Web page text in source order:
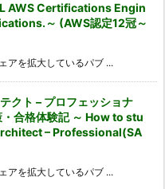
AWS Certifications Engin
～ (AWS認定12冠～
アを拡大しているパブ ...
クト – プロフェッショナ
合格体験記 ～ How to stu
– Professional(SA
アを拡大しているパブ ...